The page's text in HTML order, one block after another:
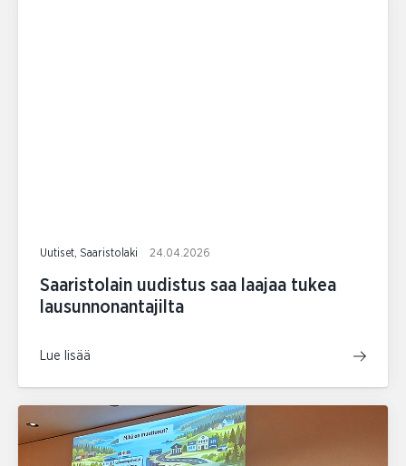
Uutiset, Saaristolaki 24.04.2026
Saaristolain uudistus saa laajaa tukea
lausunnonantajilta
Lue lisää